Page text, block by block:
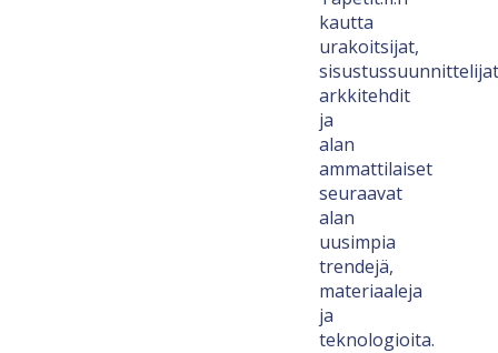
kautta
urakoitsijat,
arkkitehdit
ja
alan
ammattilaiset
seuraavat
alan
uusimpia
trendejä,
materiaaleja
ja
teknologioita.